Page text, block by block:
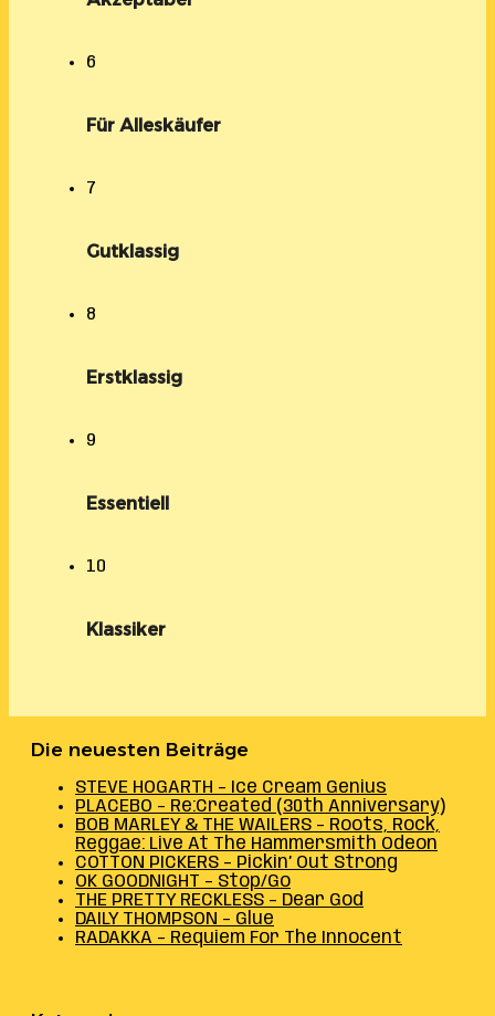
6
Für Alleskäufer
7
Gutklassig
8
Erstklassig
9
Essentiell
10
Klassiker
Die neuesten Beiträge
STEVE HOGARTH – Ice Cream Genius
PLACEBO – Re:Created (30th Anniversary)
BOB MARLEY & THE WAILERS – Roots, Rock,
Reggae: Live At The Hammersmith Odeon
COTTON PICKERS – Pickin’ Out Strong
OK GOODNIGHT – Stop/Go
THE PRETTY RECKLESS – Dear God
DAILY THOMPSON – Glue
RADAKKA – Requiem For The Innocent